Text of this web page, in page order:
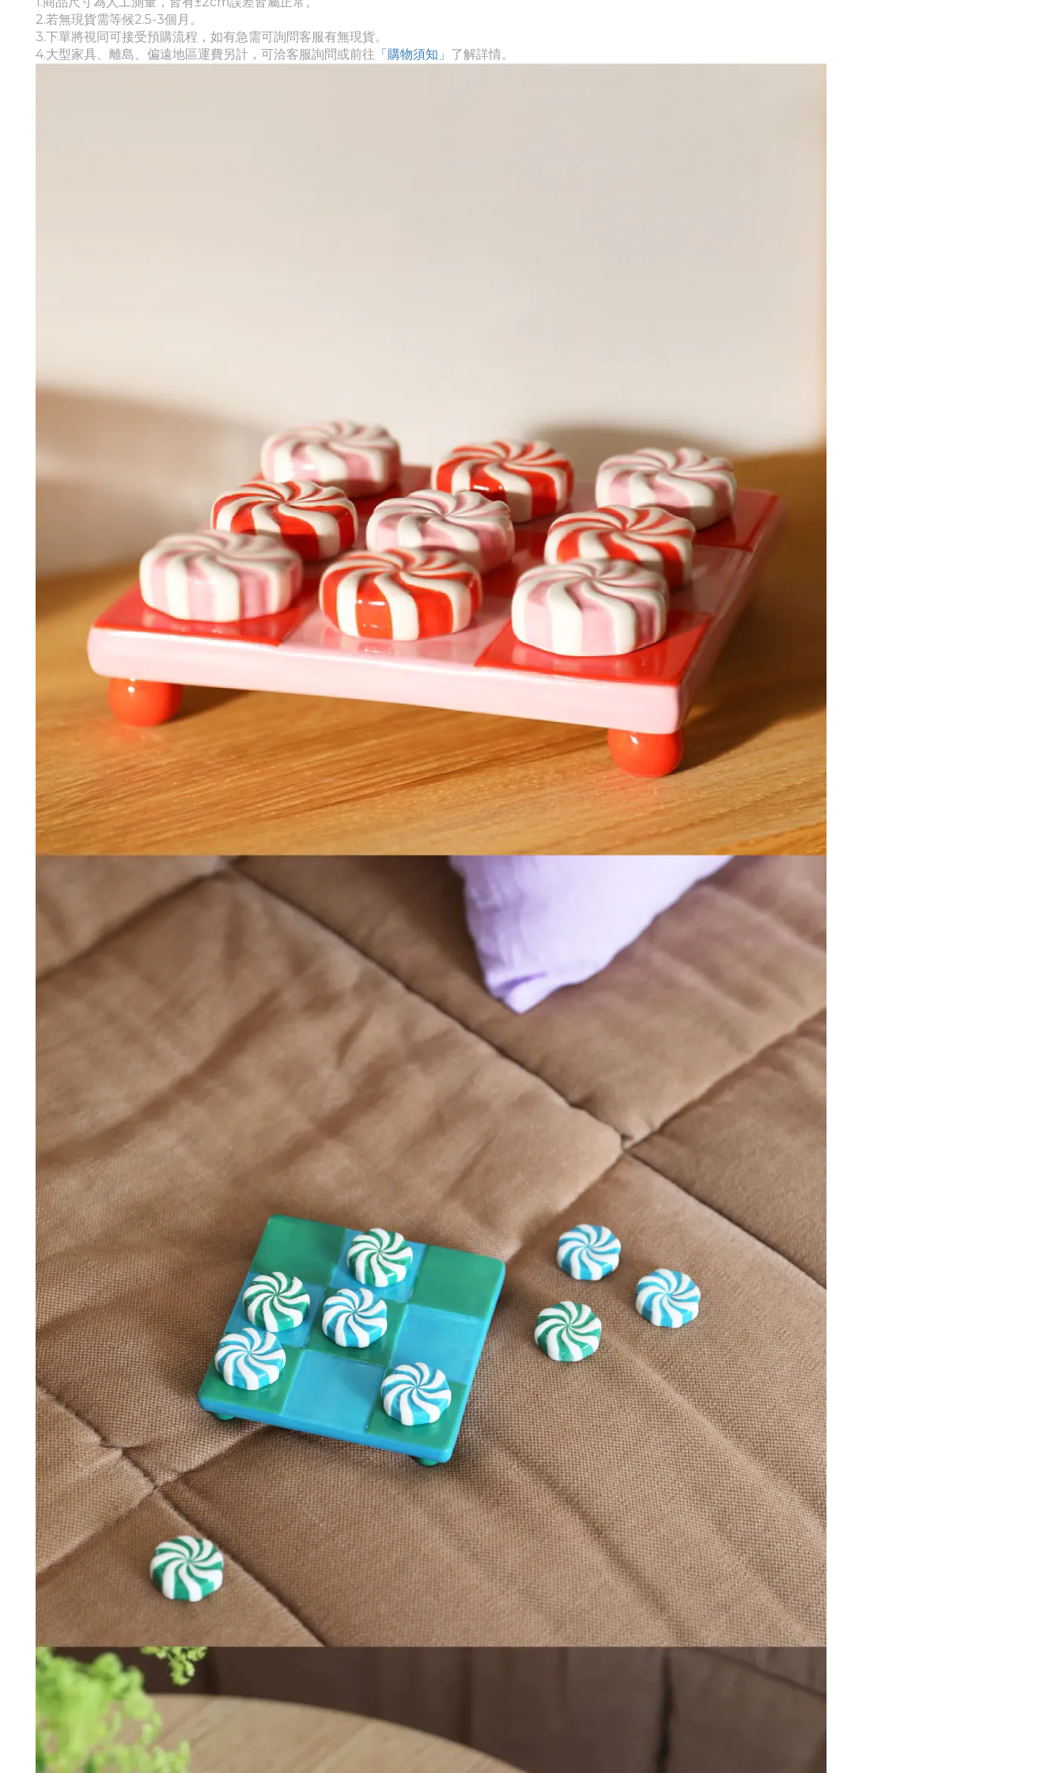
2.若無現貨需等候2.5-3個月。
3.下單將視同可接受預購流程，如有急需可詢問客服有無現貨。
4.大型家具、離島、偏遠地區運費另計，可洽客服詢問或前往 「購物須知」 了解詳情。